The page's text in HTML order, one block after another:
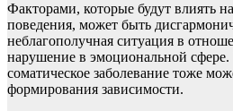
Факторами, которые будут влиять
поведения, может быть
неблагополучная ситуация в
нарушение в эмоциональной
соматическое заболевание тоже
формирования зависимости.